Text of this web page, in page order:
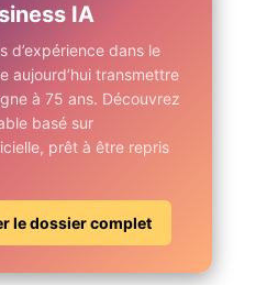
IA
d’expérience dans le
aujourd’hui transmettre
à 75 ans. Découvrez
basé sur
prêt à être repris
le dossier complet